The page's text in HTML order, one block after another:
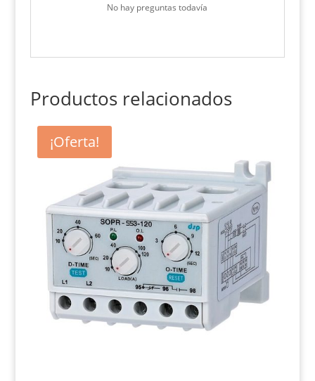
No hay preguntas todavía
Productos relacionados
¡Oferta!